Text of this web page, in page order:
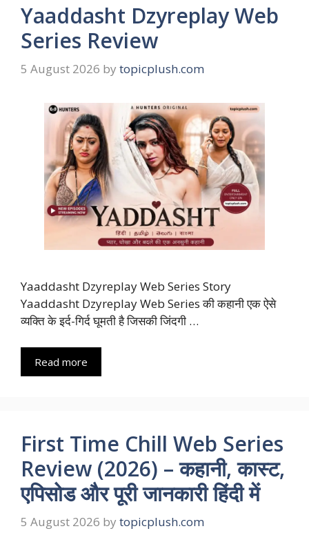
Yaaddasht Dzyreplay Web
Series Review
5 August 2026 by topicplush.com
Yaaddasht Dzyreplay Web Series Story
Yaaddasht Dzyreplay Web Series की कहानी एक ऐसे
व्यक्ति के इर्द-गिर्द घूमती है जिसकी जिंदगी …
Read more
First Time Chill Web Series
Review (2026) – कहानी, कास्ट,
एपिसोड और पूरी जानकारी हिंदी में
5 August 2026 by topicplush.com